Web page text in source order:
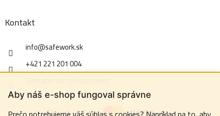
Aby náš e-shop fungoval správne
Kontakt
info@safework.sk
+421 221 201 004